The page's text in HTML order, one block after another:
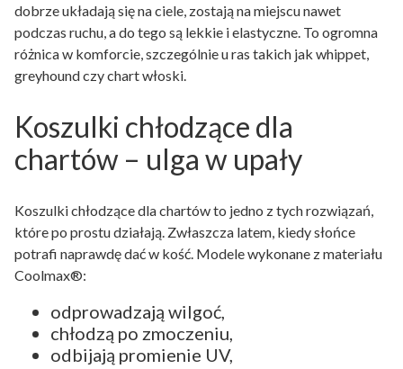
dobrze układają się na ciele, zostają na miejscu nawet
podczas ruchu, a do tego są lekkie i elastyczne. To ogromna
różnica w komforcie, szczególnie u ras takich jak whippet,
greyhound czy chart włoski.
Koszulki chłodzące dla
chartów – ulga w upały
Koszulki chłodzące dla chartów to jedno z tych rozwiązań,
które po prostu działają. Zwłaszcza latem, kiedy słońce
potrafi naprawdę dać w kość. Modele wykonane z materiału
Coolmax®:
odprowadzają wilgoć,
chłodzą po zmoczeniu,
odbijają promienie UV,